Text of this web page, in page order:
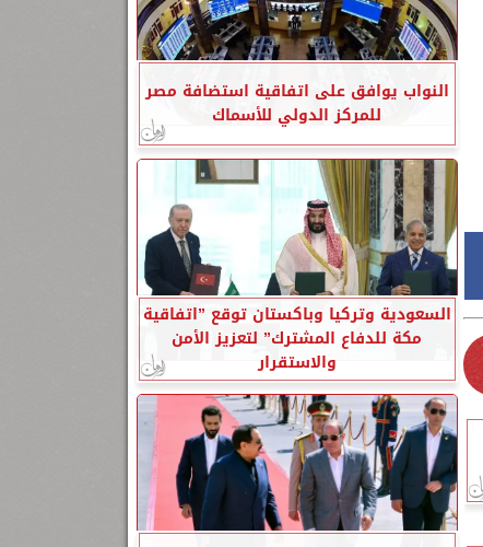
النواب يوافق على اتفاقية استضافة مصر
للمركز الدولي للأسماك
السعودية وتركيا وباكستان توقع ”اتفاقية
مكة للدفاع المشترك” لتعزيز الأمن
والاستقرار